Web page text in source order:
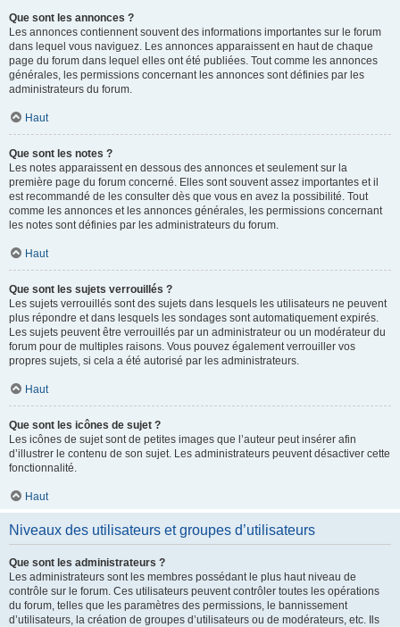
Que sont les annonces ?
Les annonces contiennent souvent des informations importantes sur le forum
dans lequel vous naviguez. Les annonces apparaissent en haut de chaque
page du forum dans lequel elles ont été publiées. Tout comme les annonces
générales, les permissions concernant les annonces sont définies par les
administrateurs du forum.
Haut
Que sont les notes ?
Les notes apparaissent en dessous des annonces et seulement sur la
première page du forum concerné. Elles sont souvent assez importantes et il
est recommandé de les consulter dès que vous en avez la possibilité. Tout
comme les annonces et les annonces générales, les permissions concernant
les notes sont définies par les administrateurs du forum.
Haut
Que sont les sujets verrouillés ?
Les sujets verrouillés sont des sujets dans lesquels les utilisateurs ne peuvent
plus répondre et dans lesquels les sondages sont automatiquement expirés.
Les sujets peuvent être verrouillés par un administrateur ou un modérateur du
forum pour de multiples raisons. Vous pouvez également verrouiller vos
propres sujets, si cela a été autorisé par les administrateurs.
Haut
Que sont les icônes de sujet ?
Les icônes de sujet sont de petites images que l’auteur peut insérer afin
d’illustrer le contenu de son sujet. Les administrateurs peuvent désactiver cette
fonctionnalité.
Haut
Niveaux des utilisateurs et groupes d’utilisateurs
Que sont les administrateurs ?
Les administrateurs sont les membres possédant le plus haut niveau de
contrôle sur le forum. Ces utilisateurs peuvent contrôler toutes les opérations
du forum, telles que les paramètres des permissions, le bannissement
d’utilisateurs, la création de groupes d’utilisateurs ou de modérateurs, etc. Ils